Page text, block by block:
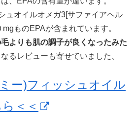
ュオイルオメガ3[サファイアヘル
ものEPAが含まれています。
毛よりも肌の調子が良くなったみた
るレビューも寄せていました、
ー)フィッシュオイル
＜＜